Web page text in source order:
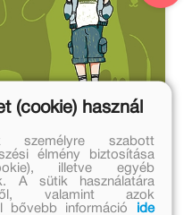
a saját dzsungel!
Emőke
ár:
(cookie) használ
személyre szabott
élmény biztosítása
illetve egyéb
A sütik használatára
valamint azok
bővebb információ
ide